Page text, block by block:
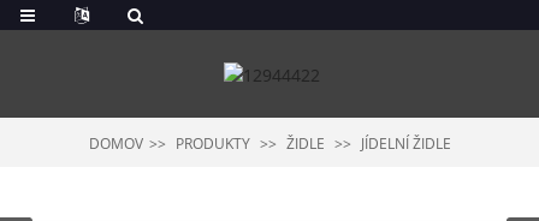
DOMOV PRODUKTY ŽIDLE JÍDELNÍ ŽIDLE